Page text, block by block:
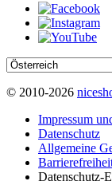
© 2010-2026
Impressum
Datenschutz
Allgemeine
Datenschutz-